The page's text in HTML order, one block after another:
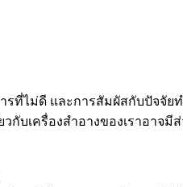
รที่ไม่ดี และการสัมผัสกับปัจจัย
วกับเครื่องสำอางของเราอาจ